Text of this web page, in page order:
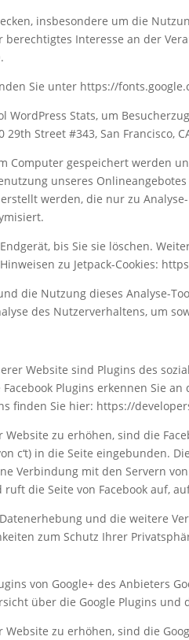
insbesondere um die
Interesse an der
Sie unter https://
WordPress Stats, um
Street #343, San Francisco,
Computer gespeichert werden
unseres
werden, die nur zu
bis Sie sie löschen.
zu Jetpack-Cookies:
die Nutzung dieses Analyse-
des Nutzerverhaltens, um
Website sind Plugins des
Plugins erkennen Sie
finden Sie hier: https://
zu erhöhen, sind die
c‘t) in die Seite eingebunden.
Verbindung mit den Servern
die Seite von Facebook auf,
und die weitere
zum Schutz Ihrer
von Google+ des Anbieters
über die Google Plugins
zu erhöhen, sind die